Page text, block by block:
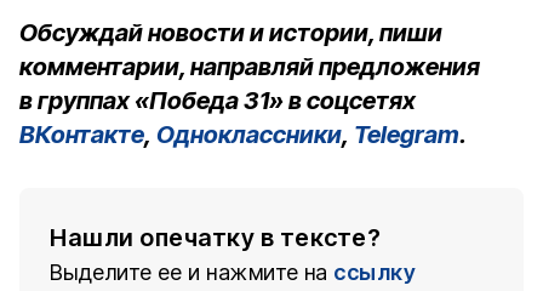
Обсуждай новости и истории, пиши
комментарии, направляй предложения
в группах «Победа 31» в соцсетях
ВКонтакте, Одноклассники, Telegram.
Нашли опечатку в тексте?
Выделите ее и нажмите на ссылку